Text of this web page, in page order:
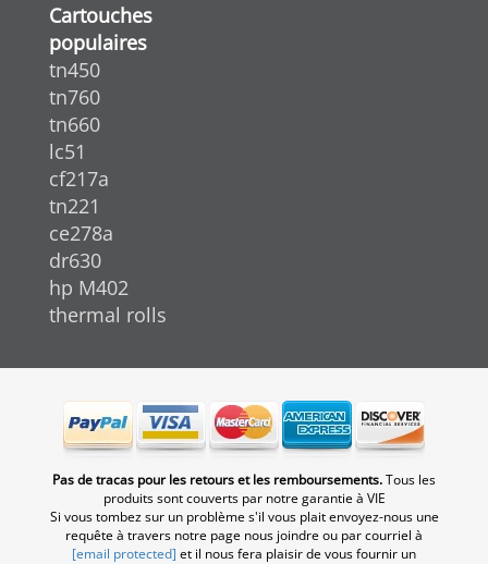
Cartouches
populaires
tn450
tn760
tn660
lc51
cf217a
tn221
ce278a
dr630
hp M402
thermal rolls
Pas de tracas pour les retours et les remboursements.Tous les
produits sont couverts par notre garantie à VIE
Si vous tombez sur un problème s'il vous plait envoyez-nous une
requête à travers notre page nous joindre ou par courriel à
[email protected] et il nous fera plaisir de vous fournir un